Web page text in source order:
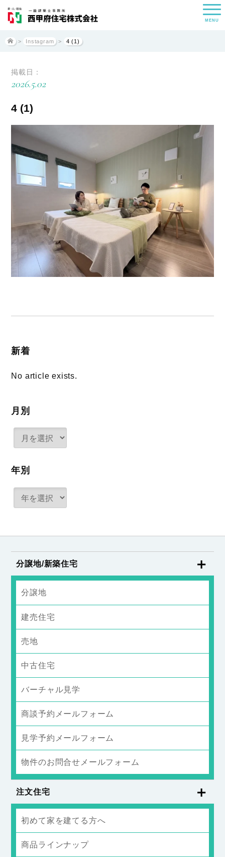
MENU
> Instagram > 4 (1)
掲載日：
2026.5.02
4 (1)
新着
No article exists.
月別
年別
分譲地/新築住宅
分譲地
建売住宅
売地
中古住宅
バーチャル見学
商談予約メールフォーム
見学予約メールフォーム
物件のお問合せメールフォーム
注文住宅
初めて家を建てる方へ
商品ラインナップ